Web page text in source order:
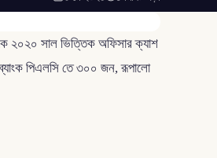
২০২০ সাল ভিত্তিক অফিসার ক্যাশ
পিএলসি তে ৩০০ জন, রূপালো